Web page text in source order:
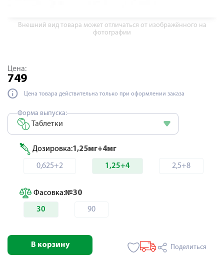
Внешний вид товара может отличаться от изображённого на
фотографии
Цена:
749
Цена товара действительна только при оформлении заказа
Форма выпуска:
Таблетки
Дозировка:1,25мг+4мг
0,625+2 1,25+4 2,5+8
Фасовка:№30
30 90
В корзину Поделиться